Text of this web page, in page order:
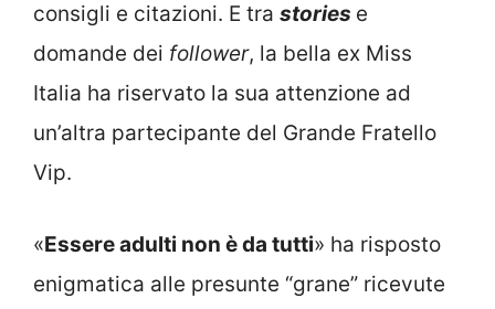
consigli e citazioni. E tra stories e
domande dei follower, la bella ex Miss
Italia ha riservato la sua attenzione ad
un’altra partecipante del Grande Fratello
Vip.
«Essere adulti non è da tutti» ha risposto
enigmatica alle presunte “grane” ricevute